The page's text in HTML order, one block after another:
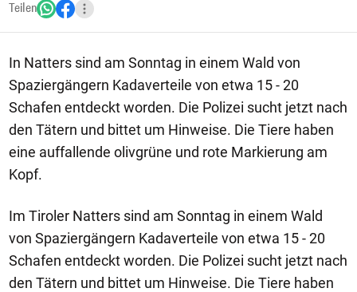
Teilen
In Natters sind am Sonntag in einem Wald von
Spaziergängern Kadaverteile von etwa 15 - 20
Schafen entdeckt worden. Die Polizei sucht jetzt nach
den Tätern und bittet um Hinweise. Die Tiere haben
eine auffallende olivgrüne und rote Markierung am
Kopf.
Im Tiroler Natters sind am Sonntag in einem Wald
von Spaziergängern Kadaverteile von etwa 15 - 20
Schafen entdeckt worden. Die Polizei sucht jetzt nach
den Tätern und bittet um Hinweise. Die Tiere haben